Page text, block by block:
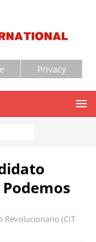
Privacy
Revolucionario (CIT